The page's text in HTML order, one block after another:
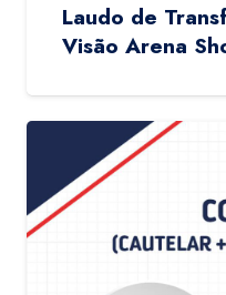
Laudo de
Visão Arena